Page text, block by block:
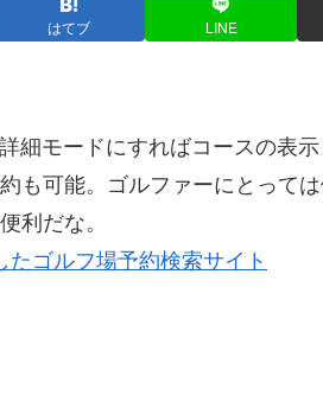
はてブ LINE
細モードにすればコースの表
も可能。ゴルファーにとって
利だな。
ゴルフ場予約検索サイト